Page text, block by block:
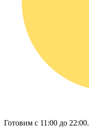
Готовим с 11:00 до 22:00.